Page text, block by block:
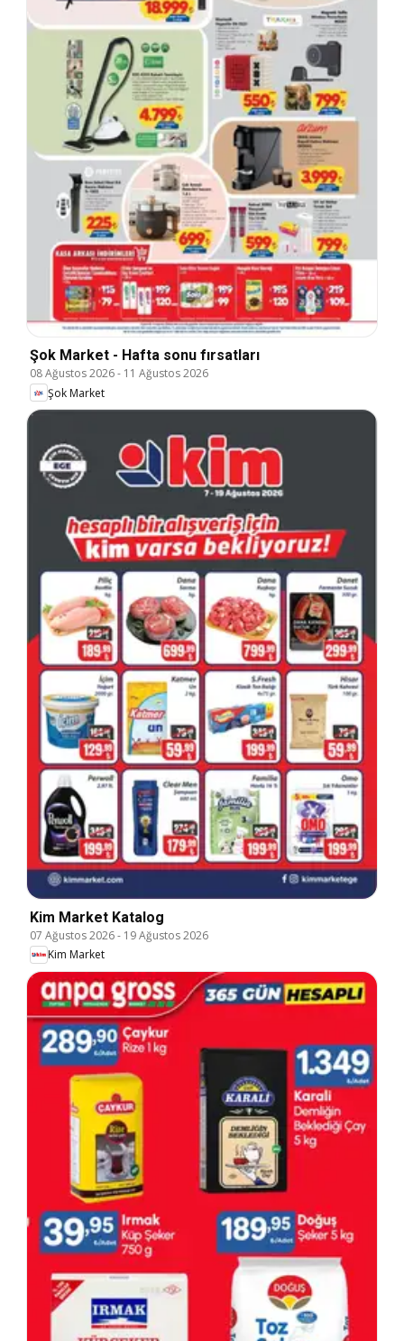
Şok Market - Hafta sonu fırsatları
08 Ağustos 2026- 11 Ağustos 2026
Şok Market
Kim Market Katalog
07 Ağustos 2026- 19 Ağustos 2026
Kim Market